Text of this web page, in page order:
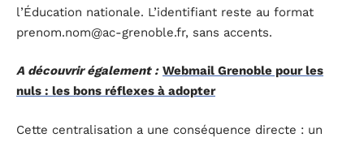
l’Éducation nationale. L’identifiant reste au format
prenom.nom@ac-grenoble.fr, sans accents.
A découvrir également : Webmail Grenoble pour les
nuls : les bons réflexes à adopter
Cette centralisation a une conséquence directe : un